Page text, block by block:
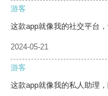
游客
这款app就像我的社交平台
2024-05-21
游客
这款app就像我的私人助理